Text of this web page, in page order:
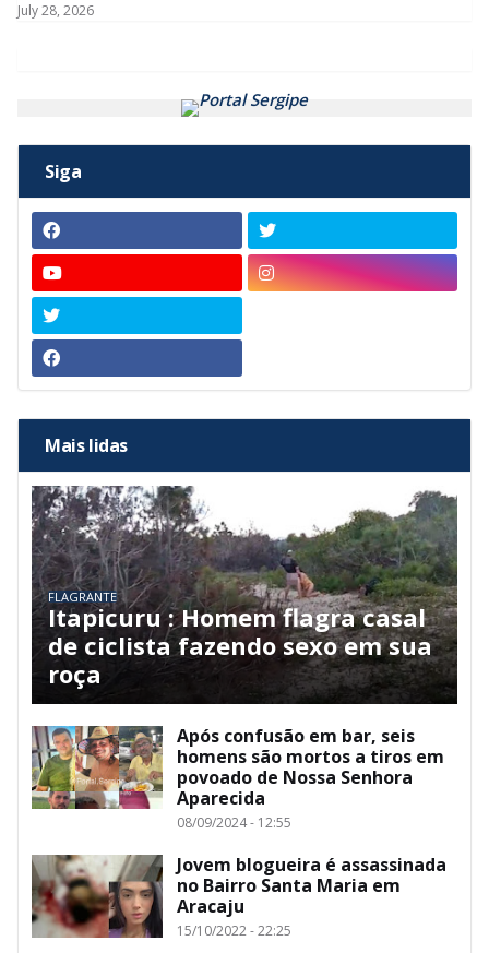
July 28, 2026
Siga
Mais lidas
FLAGRANTE
Itapicuru : Homem flagra casal
de ciclista fazendo sexo em sua
roça
Após confusão em bar, seis
homens são mortos a tiros em
povoado de Nossa Senhora
Aparecida
08/09/2024 - 12:55
Jovem blogueira é assassinada
no Bairro Santa Maria em
Aracaju
15/10/2022 - 22:25